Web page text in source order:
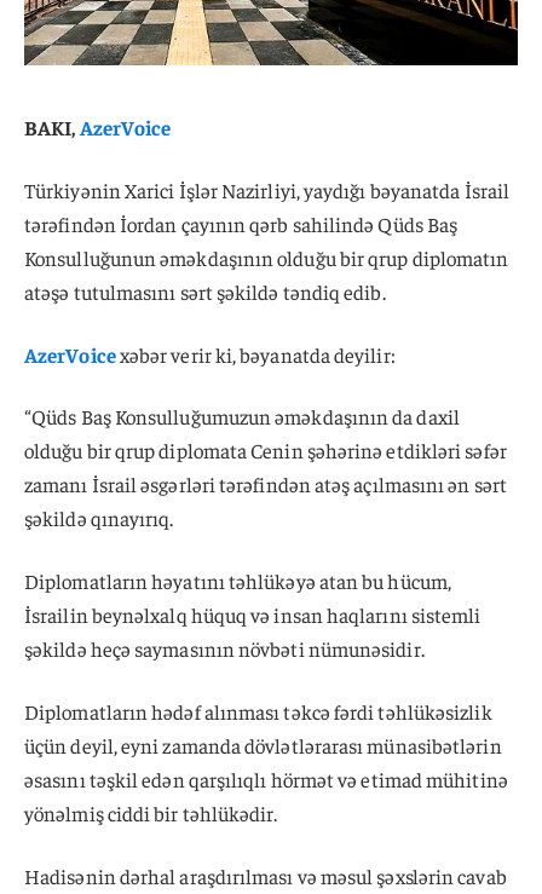
BAKI,AzerVoice
Türkiyənin Xarici İşlər Nazirliyi, yaydığı bəyanatda İsrail
tərəfindən İordan çayının qərb sahilində Qüds Baş
Konsulluğunun əməkdaşının olduğu bir qrup diplomatın
atəşə tutulmasını sərt şəkildə təndiq edib.
AzerVoicexəbər verir ki, bəyanatda deyilir:
“Qüds Baş Konsulluğumuzun əməkdaşının da daxil
olduğu bir qrup diplomata Cenin şəhərinə etdikləri səfər
zamanı İsrail əsgərləri tərəfindən atəş açılmasını ən sərt
şəkildə qınayırıq.
Diplomatların həyatını təhlükəyə atan bu hücum,
İsrailin beynəlxalq hüquq və insan haqlarını sistemli
şəkildə heçə saymasının növbəti nümunəsidir.
Diplomatların hədəf alınması təkcə fərdi təhlükəsizlik
üçün deyil, eyni zamanda dövlətlərarası münasibətlərin
əsasını təşkil edən qarşılıqlı hörmət və etimad mühitinə
yönəlmiş ciddi bir təhlükədir.
Hadisənin dərhal araşdırılması və məsul şəxslərin cavab